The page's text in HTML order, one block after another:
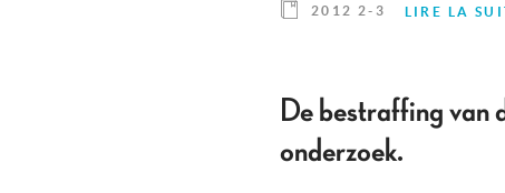
2012 2-3 LIRE LA
De bestraffing van
onderzoek.